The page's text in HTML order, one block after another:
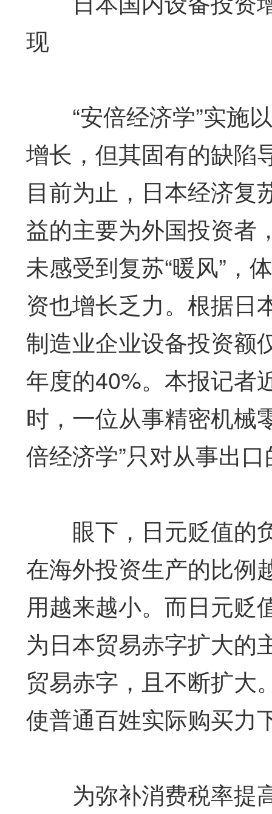
现
“安倍经济学”实施
增长，但其固有的缺陷
目前为止，日本经济复
益的主要为外国投资者
未感受到复苏“暖风”，
资也增长乏力。根据日
制造业企业设备投资额
年度的40%。本报记者
时，一位从事精密机械
倍经济学”只对从事出
眼下，日元贬值的
在海外投资生产的比例
用越来越小。而日元贬
为日本贸易赤字扩大的
贸易赤字，且不断扩大
使普通百姓实际购买力
为弥补消费税率提